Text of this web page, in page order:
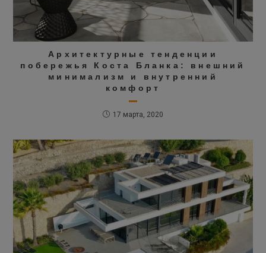
Архитектурные тенденции
побережья Коста Бланка: внешний
минимализм и внутренний
комфорт
17 марта, 2020